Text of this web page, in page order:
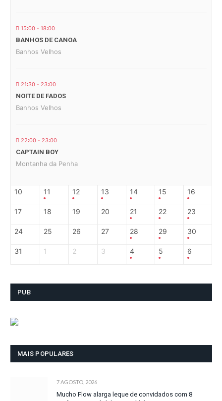
15:00 - 18:00
BANHOS DE CANOA
Banhos Velhos
21:30 - 23:00
NOITE DE FADOS
Banhos Velhos
22:00 - 23:00
CAPTAIN BOY
Montanha da Penha
10 11 12 13 14 15 16
17 18 19 20 21 22 23
24 25 26 27 28 29 30
31 1 2 3 4 5 6
PUB
MAIS POPULARES
7 AGOSTO, 2026
Mucho Flow alarga leque de convidados com 8